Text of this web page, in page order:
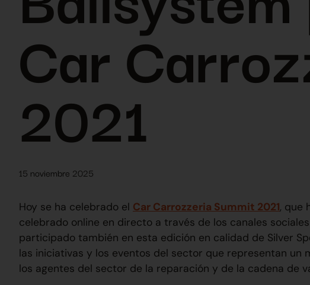
Car
2021
15 noviembre 2025
Hoy se ha celebrado el Car Carrozzeria Summit 2021, que
celebrado online en directo a través de los canales
participado también en esta edición en calidad de Silver
las iniciativas y los eventos del sector que representan
los agentes del sector de la reparación y de la cadena de